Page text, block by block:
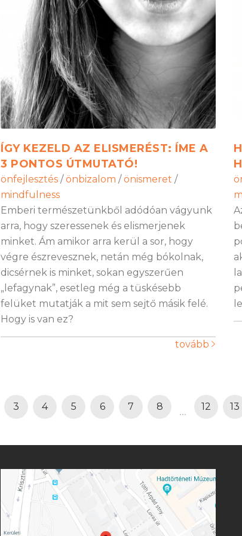
ÍGY KEZELD AZ ELISMERÉST: ÍME A
3 PONTOS ÚTMUTATÓ!
önfejlesztés / önbizalom / önismeret /
mindfulness
Emberi természetünkből adódóan vágyunk
arra, hogy szeressenek és elismerjenek
minket. Ám amikor arra kerül a sor, hogy
végre észrevesznek, netán még bókolnak,
dicsérnek is minket, sokan egyszerűen
„lefagynak”, esetleg még a tüskésebb
felüket mutatják a mit sem sejtő másik felé.
Hogy is van ez?
tovább
3 4 5 6 7 8 ... 12 13